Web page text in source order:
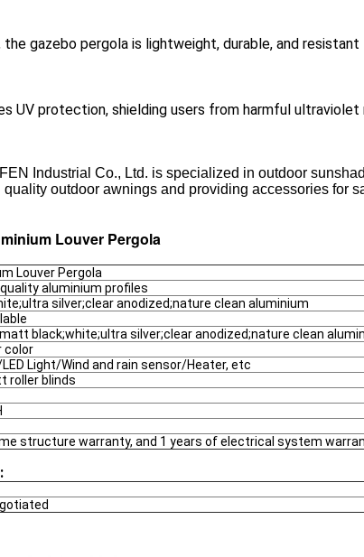
the gazebo pergola is lightweight, durable, and
UV protection, shielding users from harmful
Industrial Co., Ltd. is specialized in outdoor
outdoor awnings and providing accessories for
Louver Pergola
Louver Pergola
aluminium profiles
silver;clear anodized;nature clean aluminium
black;white;ultra silver;clear anodized;nature clean
color
Light/Wind and rain sensor/Heater, etc
roller blinds
structure warranty, and 1 years of electrical system